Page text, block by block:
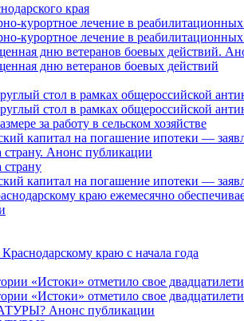
края
курортное лечение в
курортное лечение в
дню ветеранов боевых действий.
дню ветеранов боевых действий
стол в рамках общероссийской
стол в рамках общероссийской
за работу в сельском хозяйстве
капитал на погашение ипотеки —
страну. Анонс публикации
страну
капитал на погашение ипотеки —
краю ежемесячно
краю с начала года
«Истоки» отметило свое
«Истоки» отметило свое
Анонс публикации